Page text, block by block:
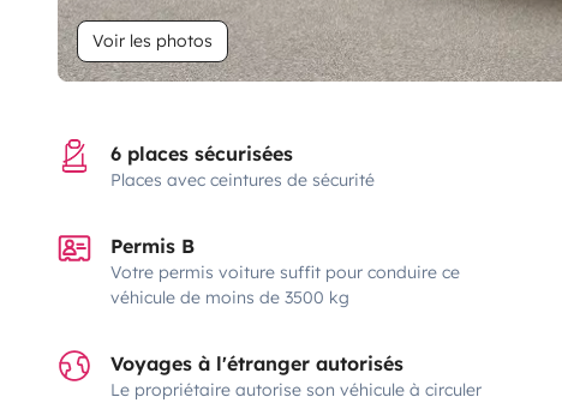
Voir les photos
6 places sécurisées
Places avec ceintures de sécurité
Permis B
Votre permis voiture suffit pour conduire ce
véhicule de moins de 3500 kg
Voyages à l'étranger autorisés
Le propriétaire autorise son véhicule à circuler